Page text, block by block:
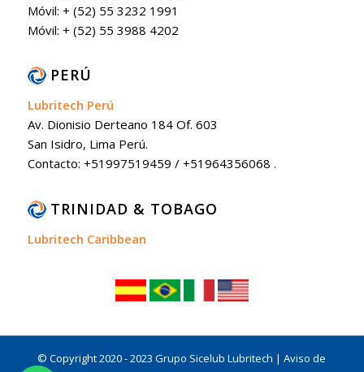
Móvil: + (52) 55 3232 1991
Móvil: + (52) 55 3988 4202
PERÚ
Lubritech Perú
Av. Dionisio Derteano 184 Of. 603
San Isidro, Lima Perú.
Contacto: +51997519459 / +51964356068 .
TRINIDAD & TOBAGO
Lubritech Caribbean
© Copyright 2020 - 2023 Grupo Sicelub Lubritech |Aviso de